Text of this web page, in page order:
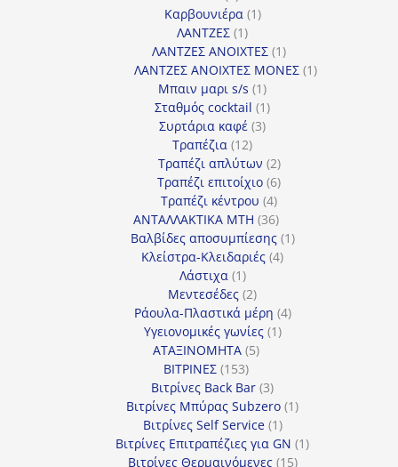
προϊόντα
Καρβουνιέρα 11
ΛΑΝΤΖΕΣ 11
προϊόν
ΛΑΝΤΖΕΣ ΑΝΟΙΧΤΕΣ 11
προϊόν
ΛΑΝΤΖΕΣ ΑΝΟΙΧΤΕΣ ΜΟΝΕΣ 11
Μπαιν μαρι s/s 11
προϊόν
Σταθμός cocktail 11
Συρτάρια καφέ 33
Τραπέζια 1212
προϊόντα
Τραπέζι απλύτων 22
προϊόντα
Τραπέζι επιτοίχιο 66
προϊόντα
Τραπέζι κέντρου 44
προϊόντα
ΑΝΤΑΛΛΑΚΤΙΚΑ MTH 3636
προϊόντα
Βαλβίδες αποσυμπίεσης 11
Κλείστρα-Κλειδαριές 44
Λάστιχα 11
προϊόν
Μεντεσέδες 22
προϊόντα
Ράουλα-Πλαστικά μέρη 44
Υγειονομικές γωνίες 11
ΑΤΑΞΙΝΟΜΗΤΑ 55
ΒΙΤΡΙΝΕΣ 153153
προϊόντα
Βιτρίνες Back Bar 33
προϊόντα
Βιτρίνες Mπύρας Subzero 11
Βιτρίνες Self Service 11
προϊόν
Βιτρίνες Επιτραπέζιες για GN 11
Βιτρίνες Θερμαινόμενες 1515